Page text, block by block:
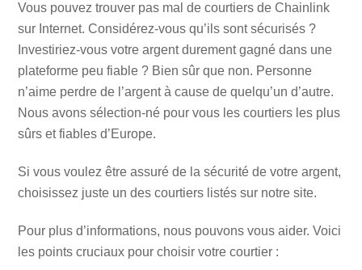
Vous pouvez trouver pas mal de courtiers de Chainlink
sur Internet. Considérez-vous qu’ils sont sécurisés ?
Investiriez-vous votre argent durement gagné dans une
plateforme peu fiable ? Bien sûr que non. Personne
n’aime perdre de l’argent à cause de quelqu’un d’autre.
Nous avons sélection-né pour vous les courtiers les plus
sûrs et fiables d’Europe.
Si vous voulez être assuré de la sécurité de votre argent,
choisissez juste un des courtiers listés sur notre site.
Pour plus d’informations, nous pouvons vous aider. Voici
les points cruciaux pour choisir votre courtier :